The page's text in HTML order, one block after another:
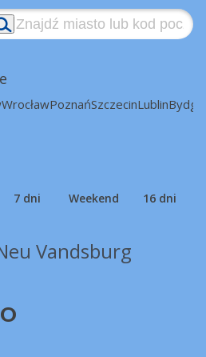
WrocławPoznańSzczecinLublin
7 dni Weekend 16 dni
Vandsburg